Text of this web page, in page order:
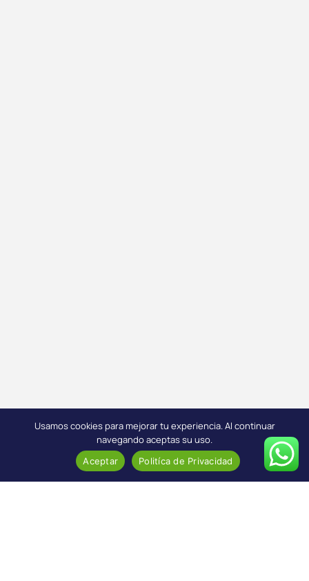
Usamos cookies para mejorar tu experiencia. Al continuar
navegando aceptas su uso.
Aceptar Politíca de Privacidad